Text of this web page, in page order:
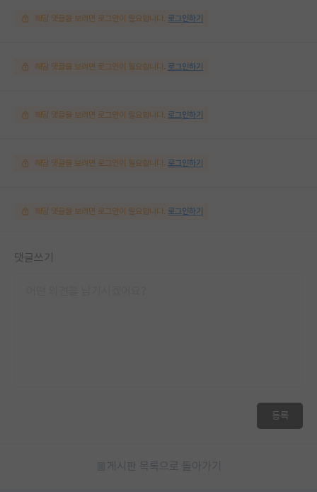
해당 댓글을 보려면 로그인이 필요합니다. 로그인하기
해당 댓글을 보려면 로그인이 필요합니다. 로그인하기
해당 댓글을 보려면 로그인이 필요합니다. 로그인하기
해당 댓글을 보려면 로그인이 필요합니다. 로그인하기
해당 댓글을 보려면 로그인이 필요합니다. 로그인하기
댓글쓰기
등록
게시판 목록으로 돌아가기